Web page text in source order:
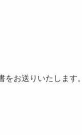
お送りいたします。